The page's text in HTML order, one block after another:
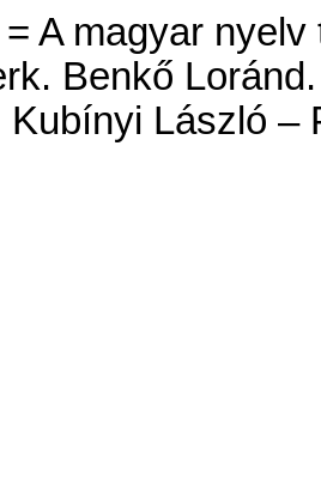
= A magyar
Benkő
Kubínyi László –